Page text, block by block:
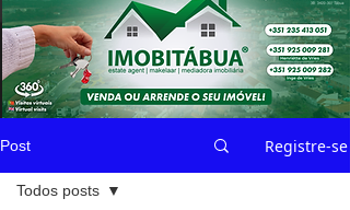
Post Registre-se
Todos posts